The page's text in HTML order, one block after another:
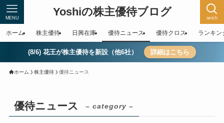
Yoshiの株主優待ブログ serch
MENU
ホーム 株主優待 日興在庫 優待ニュース 優待クロス ランキン
(8/6) 花王が株主優待を新設（他6社） 詳細はこちら
ホーム 株主優待 優待ニュース
優待ニュース – category –